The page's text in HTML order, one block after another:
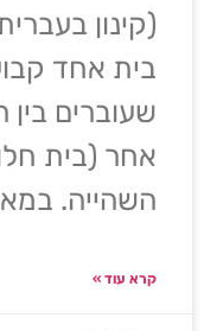
(קינון
בית אחד
שעוברים בין
אחר (בית
השהייה.
קרא עוד »